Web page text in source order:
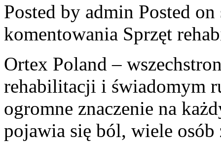
Posted by admin Posted
komentowania Sprzęt
Ortex Poland –
rehabilitacji i świadomym
ogromne znaczenie na
pojawia się ból, wiele osób